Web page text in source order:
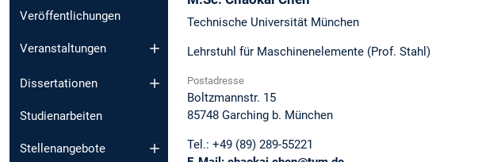
Veröffentlichungen
Veranstaltungen
Dissertationen
Studienarbeiten
Stellenangebote
Technische Universität München
Lehrstuhl für Maschinenelemente (Prof. Stahl)
Postadresse
Boltzmannstr. 15
85748 Garching b. München
Tel.: +49 (89) 289-55221